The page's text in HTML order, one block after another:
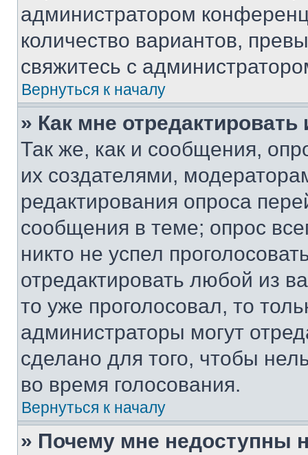
администратором
количество вариантов,
свяжитесь с
Вернуться к началу
» Как мне
Так же, как и сообщения,
их создателями,
редактирования опроса
сообщения в теме; опрос
никто не успел
отредактировать любой из
то уже проголосовал, то
администраторы могут
сделано для того, чтобы
во время голосования.
Вернуться к началу
» Почему мне недоступны